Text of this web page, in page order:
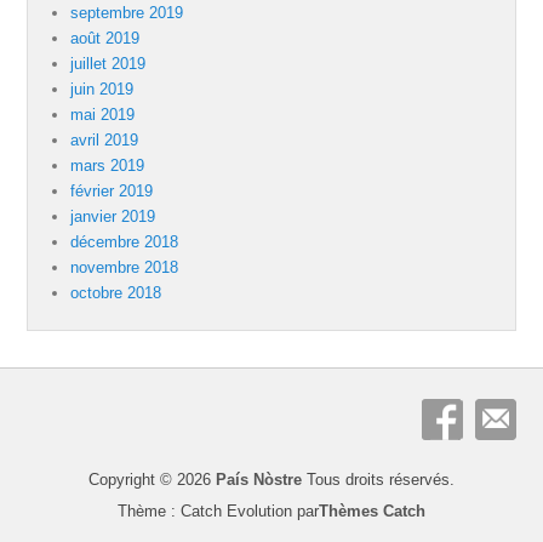
septembre 2019
août 2019
juillet 2019
juin 2019
mai 2019
avril 2019
mars 2019
février 2019
janvier 2019
décembre 2018
novembre 2018
octobre 2018
Copyright © 2026 País Nòstre Tous droits réservés.
Thème : Catch Evolution parThèmes Catch